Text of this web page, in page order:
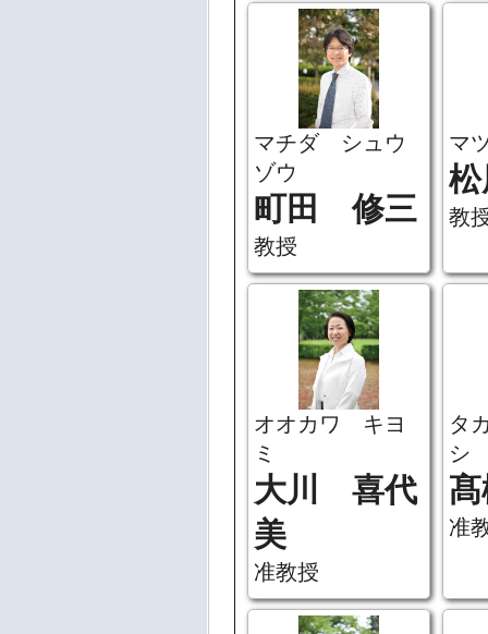
マチダ シュウ
ゾウ
町田 修三
教授
マ
教
オオカワ キヨ
ミ
大川 喜代
美
准教授
タ
シ
准